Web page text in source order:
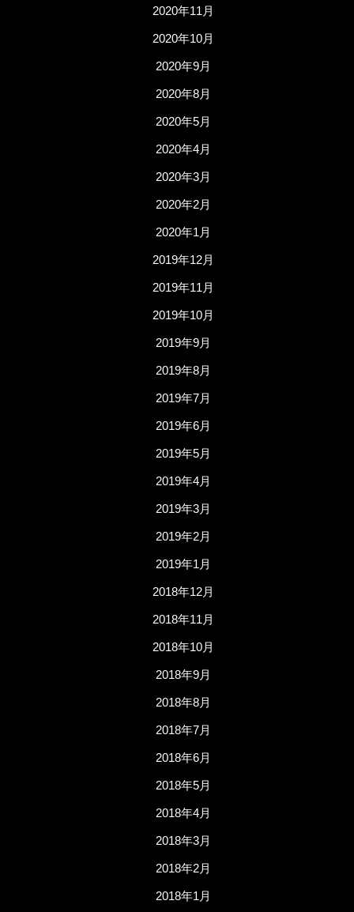
2020年11月
2020年10月
2020年9月
2020年8月
2020年5月
2020年4月
2020年3月
2020年2月
2020年1月
2019年12月
2019年11月
2019年10月
2019年9月
2019年8月
2019年7月
2019年6月
2019年5月
2019年4月
2019年3月
2019年2月
2019年1月
2018年12月
2018年11月
2018年10月
2018年9月
2018年8月
2018年7月
2018年6月
2018年5月
2018年4月
2018年3月
2018年2月
2018年1月